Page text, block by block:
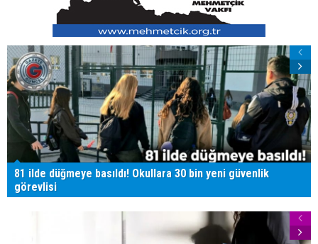
81 ilde düğmeye basıldı! Okullara 30 bin yeni güvenlik
görevlisi